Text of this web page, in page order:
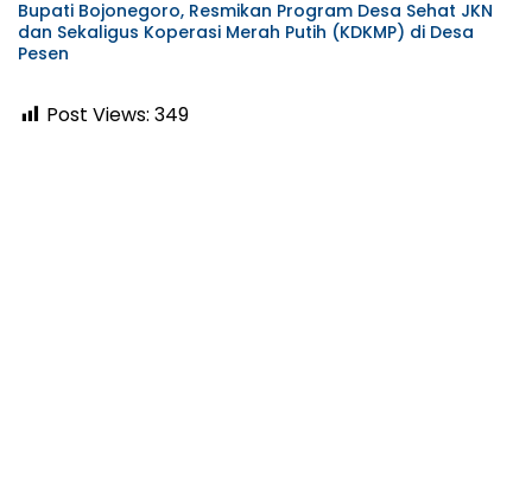
Bupati Bojonegoro, Resmikan Program Desa Sehat JKN
dan Sekaligus Koperasi Merah Putih (KDKMP) di Desa
Pesen
Post Views: 349